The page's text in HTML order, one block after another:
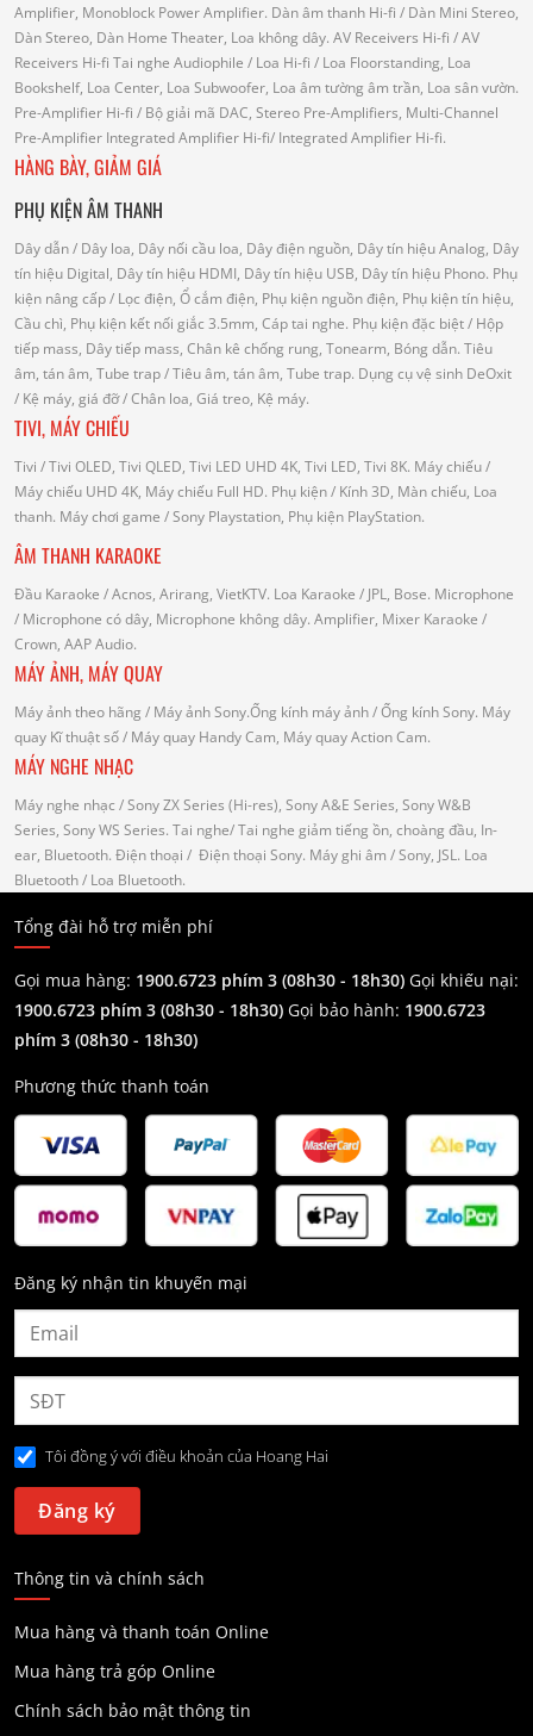
Amplifier, Monoblock Power Amplifier. Dàn âm thanh Hi-fi / Dàn Mini Stereo,
Dàn Stereo, Dàn Home Theater, Loa không dây. AV Receivers Hi-fi / AV
Receivers Hi-fi Tai nghe Audiophile / Loa Hi-fi / Loa Floorstanding, Loa
Bookshelf, Loa Center, Loa Subwoofer, Loa âm tường âm trần, Loa sân vườn.
Pre-Amplifier Hi-fi / Bộ giải mã DAC, Stereo Pre-Amplifiers, Multi-Channel
Pre-Amplifier Integrated Amplifier Hi-fi/ Integrated Amplifier Hi-fi.
HÀNG BÀY, GIẢM GIÁ
PHỤ KIỆN ÂM THANH
Dây dẫn/ Dây loa, Dây nối cầu loa, Dây điện nguồn, Dây tín hiệu Analog, Dây
tín hiệu Digital, Dây tín hiệu HDMI, Dây tín hiệu USB, Dây tín hiệu Phono. Phụ
kiện nâng cấp/ Lọc điện, Ổ cắm điện, Phụ kiện nguồn điện, Phụ kiện tín hiệu,
Cầu chì, Phụ kiện kết nối giắc 3.5mm, Cáp tai nghe. Phụ kiện đặc biệt/ Hộp
tiếp mass, Dây tiếp mass, Chân kê chống rung, Tonearm, Bóng dẫn. Tiêu
âm, tán âm, Tube trap/ Tiêu âm, tán âm, Tube trap. Dụng cụ vệ sinh DeOxit
/ Kệ máy, giá đỡ/ Chân loa, Giá treo, Kệ máy.
TIVI, MÁY CHIẾU
Tivi / Tivi OLED, Tivi QLED, Tivi LED UHD 4K, Tivi LED, Tivi 8K. Máy chiếu/
Máy chiếu UHD 4K, Máy chiếu Full HD. Phụ kiện/ Kính 3D, Màn chiếu, Loa
thanh. Máy chơi game / Sony Playstation, Phụ kiện PlayStation.
ÂM THANH KARAOKE
Đầu Karaoke / Acnos, Arirang, VietKTV. Loa Karaoke / JPL, Bose. Microphone
/ Microphone có dây, Microphone không dây. Amplifier, Mixer Karaoke /
Crown, AAP Audio.
MÁY ẢNH, MÁY QUAY
Máy ảnh theo hãng / Máy ảnh Sony.Ống kính máy ảnh / Ống kính Sony. Máy
quay Kĩ thuật số/ Máy quay Handy Cam, Máy quay Action Cam.
MÁY NGHE NHẠC
Máy nghe nhạc / Sony ZX Series (Hi-res), Sony A&E Series, Sony W&B
Series, Sony WS Series. Tai nghe/ Tai nghe giảm tiếng ồn, choàng đầu, In-
ear, Bluetooth. Điện thoại / Điện thoại Sony. Máy ghi âm / Sony, JSL. Loa
Bluetooth/ Loa Bluetooth.
Tổng đài hỗ trợ miễn phí
Gọi mua hàng: 1900.6723 phím 3 (08h30 - 18h30) Gọi khiếu nại:
1900.6723 phím 3 (08h30 - 18h30) Gọi bảo hành: 1900.6723
phím 3 (08h30 - 18h30)
Phương thức thanh toán
Đăng ký nhận tin khuyến mại
Tôi đồng ý với điều khoản của Hoang Hai
Thông tin và chính sách
Mua hàng và thanh toán Online
Mua hàng trả góp Online
Chính sách bảo mật thông tin